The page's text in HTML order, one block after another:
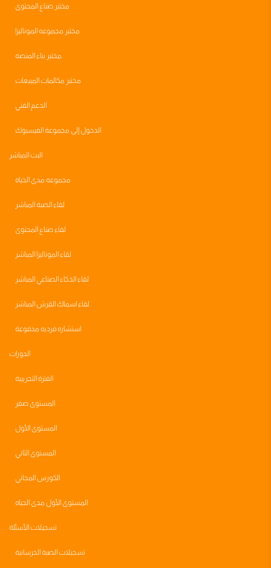
مختبر صناع المحتوى
مختبر مجموعه الموناليزا
مختبر بناء المنصه
مختبر مكالمات المبيعات
الدعم الفني
الدخول إلى مجموعة الفيسبوك
البث المباشر
مجموعه مدى الحياه
لقاء الصبة المباشر
لقاء صناع المحتوى
لقاء الموناليزا المباشر
لقاء الذكاء الصناعي المباشر
لقاء اسماك القرش المباشر
استشاره فرديه مدفوعة
الدورات
الفترة التجريبية
المستوى صفر
المستوى الأول
المستوى الثاني
الكورس المجاني
المستوى الأول مدى الحياه
تسجيلات الأسئلة
تسجيلات الصبة الخرسانية